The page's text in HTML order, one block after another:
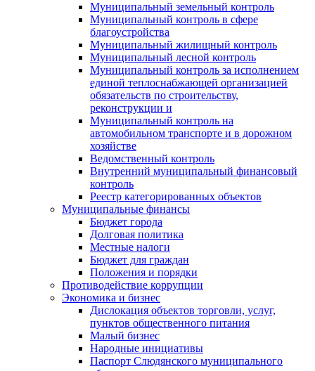
Муниципальный земельный контроль
Муниципальный контроль в сфере
благоустройства
Муниципальный жилищный контроль
Муниципальный лесной контроль
Муниципальный контроль за исполнением
единой теплоснабжающей организацией
обязательств по строительству,
реконструкции и
Муниципальный контроль на
автомобильном транспорте и в дорожном
хозяйстве
Ведомственный контроль
Внутренний муниципальный финансовый
контроль
Реестр категорированных объектов
Муниципальные финансы
Бюджет города
Долговая политика
Местные налоги
Бюджет для граждан
Положения и порядки
Противодействие коррупции
Экономика и бизнес
Дислокация объектов торговли, услуг,
пунктов общественного питания
Малый бизнес
Народные инициативы
Паспорт Слюдянского муниципального